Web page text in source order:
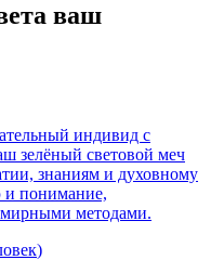
ваш
индивид с
зелёный световой меч
знаниям и духовному
понимание,
мирными методами.
)